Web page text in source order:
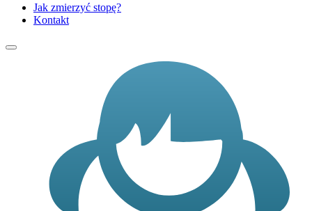
Jak zmierzyć stopę?
Kontakt